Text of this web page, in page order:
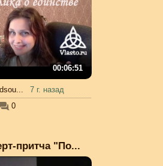
00:06:51
7 г. назад
0
притча "По...